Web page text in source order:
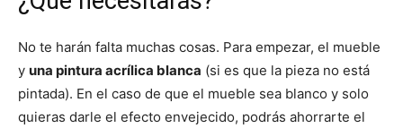
No te harán falta muchas cosas. Para empezar, el mueble
y una pintura acrílica blanca (si es que la pieza no está
pintada). En el caso de que el mueble sea blanco y solo
quieras darle el efecto envejecido, podrás ahorrarte el